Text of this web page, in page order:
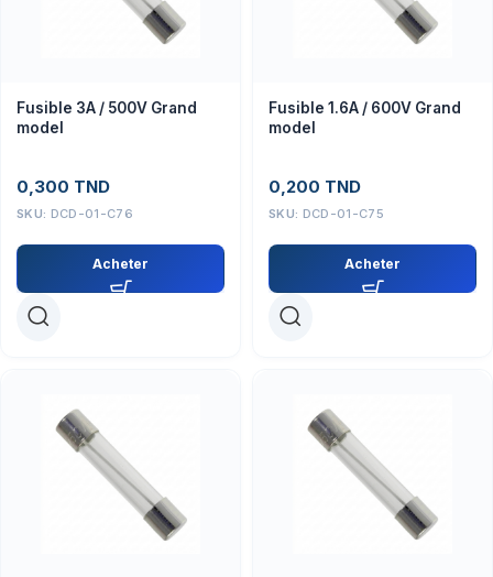
Fusible 3A / 500V Grand
model
0,300 TND
SKU: DCD-01-C76
Acheter
Fusible 1.6A / 600V Grand
model
0,200 TND
SKU: DCD-01-C75
Acheter